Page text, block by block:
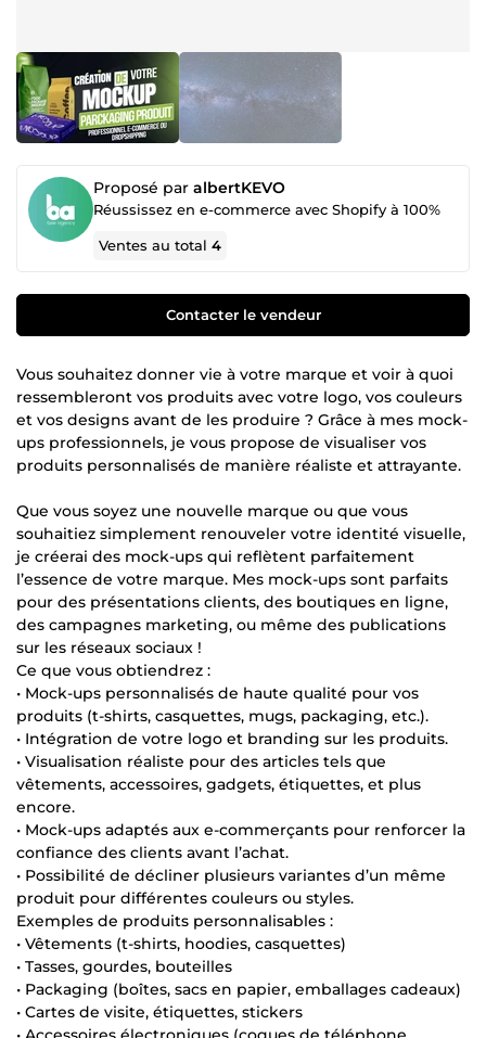
Proposé par albertKEVO
Réussissez en e-commerce avec Shopify à 100%
Ventes au total4
Contacter le vendeur
Vous souhaitez donner vie à votre marque et voir à quoi
ressembleront vos produits avec votre logo, vos couleurs
et vos designs avant de les produire ? Grâce à mes mock-
ups professionnels, je vous propose de visualiser vos
produits personnalisés de manière réaliste et attrayante.
Que vous soyez une nouvelle marque ou que vous
souhaitiez simplement renouveler votre identité visuelle,
je créerai des mock-ups qui reflètent parfaitement
l’essence de votre marque. Mes mock-ups sont parfaits
pour des présentations clients, des boutiques en ligne,
des campagnes marketing, ou même des publications
sur les réseaux sociaux !
Ce que vous obtiendrez :
• Mock-ups personnalisés de haute qualité pour vos
produits (t-shirts, casquettes, mugs, packaging, etc.).
• Intégration de votre logo et branding sur les produits.
• Visualisation réaliste pour des articles tels que
vêtements, accessoires, gadgets, étiquettes, et plus
encore.
• Mock-ups adaptés aux e-commerçants pour renforcer la
confiance des clients avant l’achat.
• Possibilité de décliner plusieurs variantes d’un même
produit pour différentes couleurs ou styles.
Exemples de produits personnalisables :
• Vêtements (t-shirts, hoodies, casquettes)
• Tasses, gourdes, bouteilles
• Packaging (boîtes, sacs en papier, emballages cadeaux)
• Cartes de visite, étiquettes, stickers